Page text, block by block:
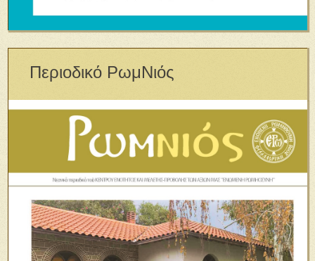
Περιοδικό ΡωμΝιός